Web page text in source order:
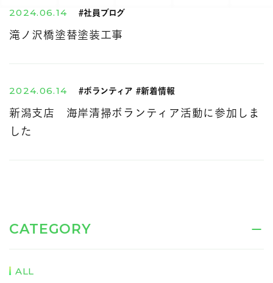
2024.06.14 #社員ブログ
滝ノ沢橋塗替塗装工事
2024.06.14 #ボランティア #新着情報
新潟支店 海岸清掃ボランティア活動に参加しま
した
CATEGORY
ALL